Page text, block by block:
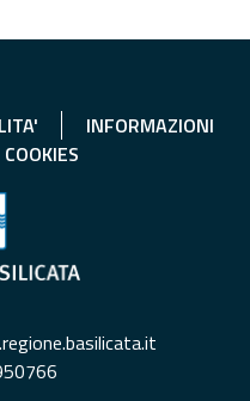
INFORMAZIONI
COOKIES